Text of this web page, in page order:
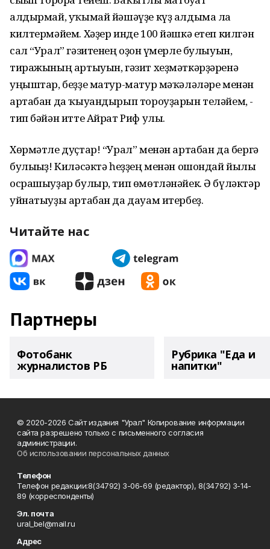
алдырмай, уҡымай йәшәүҙе күҙ алдыма ла
килтермәйем. Хәҙер инде 100 йәшкә етеп килгән
сал “Урал” гәзитенең оҙон ғүмерле булыуын,
тиражының артыуын, гәзит хеҙмәткәрҙәренә
уңыштар, беҙҙе матур-матур мәҡәләләре менән
артабан да ҡыуандырып тороуҙарын теләйем, -
тип бәйән итте Айрат Риф улы.
Хөрмәтле дуҫтар! “Урал” менән артабан да бергә
булығыҙ! Киләсәктә һеҙҙең менән ошондай йылы
осрашыуҙар булыр, тип өмөтләнәйек. Ә бүләктәр
уйнатыуҙы артабан да дауам итербеҙ.
Читайте нас
Партнеры
Фотобанк
журналистов РБ
Рубрика "Еда и
напитки"
© 2020-2026 Сайт издания "Урал" Копирование информации
сайта разрешено только с письменного согласия
администрации.
Об использовании персональных данных
Телефон
Телефон редакции:8(34792) 3-06-69 (редактор), 8(34792) 3-14-
89 (корреспонденты)
Эл. почта
ural_bel@mail.ru
Адрес